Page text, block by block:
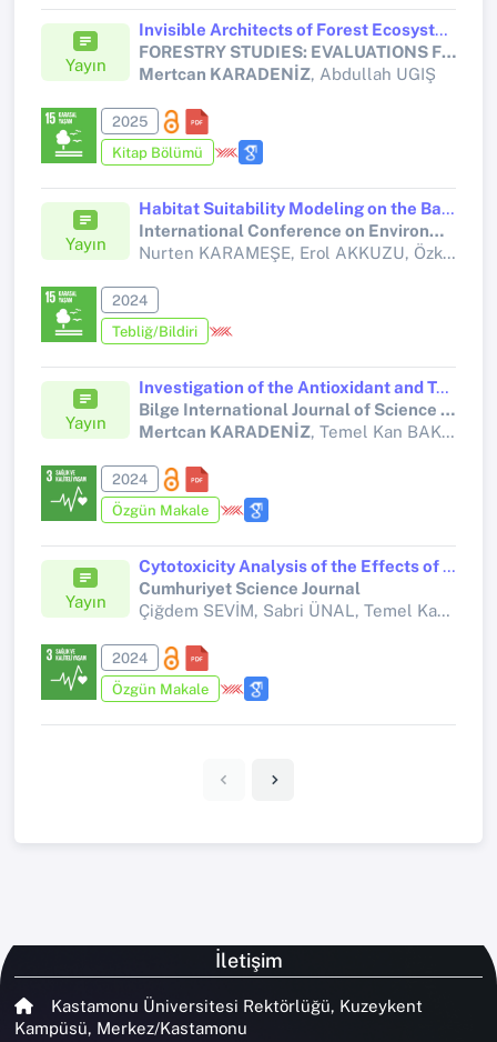
Yayın
Invisible Architects of Forest Ecosystems: Fungi
FORESTRY STUDIES: EVALUATIONS FROM ECONOMIC, POLITICAL AND TECHNICAL PERSPECTIVES
Mertcan KARADENİZ, Abdullah UGIŞ
2025
Kitap Bölümü
Yayın
Habitat Suitability Modeling on the Basis of Climate Change of the Pine Processionary Moth in Kastamonu and Sinop Forests
International Conference on Environment and Forest Conservation (ICEFC) 2024
Nurten KARAMEŞE, Erol AKKUZU, Özkan EVCİN,
2024
Tebliğ/Bildiri
Yayın
Investigation of the Antioxidant and Total Phenolic Substance of Fomes fomentarius and Ganoderma applanatum Mushrooms Showing Therapeutic Properties
Bilge International Journal of Science and Technology Research
Mertcan KARADENİZ, Temel Kan BAKIR, Sabri ÜNAL
2024
Özgün Makale
Yayın
Cytotoxicity Analysis of the Effects of Heterobasidion Annosum Mycelia and Cisplatin on Colon Adenocarcinoma (CACO-2) Cell Line
Cumhuriyet Science Journal
Çiğdem SEVİM, Sabri ÜNAL, Temel Kan BAKIR,
2024
Özgün Makale
İletişim
Kastamonu Üniversitesi Rektörlüğü, Kuzeykent
Kampüsü, Merkez/Kastamonu